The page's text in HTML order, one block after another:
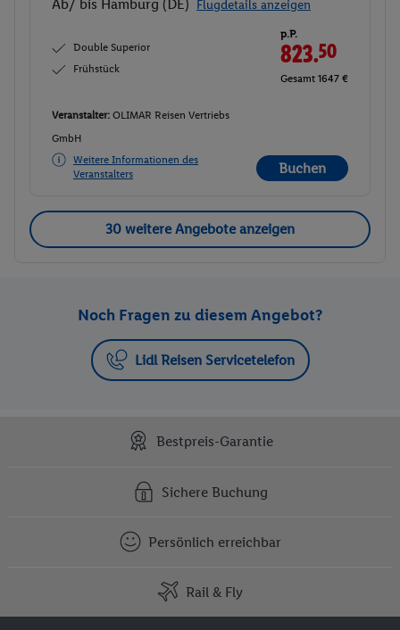
Ab/ bis Hamburg (DE) Flugdetails anzeigen
Double Superior
Frühstück
p.P.
823.50
Gesamt 1647 €
Veranstalter: OLIMAR Reisen Vertriebs
GmbH
Weitere Informationen des
Veranstalters
Buchen
30 weitere Angebote anzeigen
Noch Fragen zu diesem Angebot?
Lidl Reisen Servicetelefon
Bestpreis-Garantie
Sichere Buchung
Persönlich erreichbar
Rail & Fly